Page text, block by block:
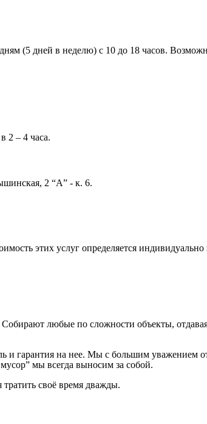
(5 дней в неделю) с 10 до 18 часов.
2 – 4 часа.
2 “А” - к. 6.
этих услуг определяется индивидуально
любые по сложности объекты,
и гарантия на нее. Мы с большим уважением
мы всегда выносим за собой.
своё время дважды.